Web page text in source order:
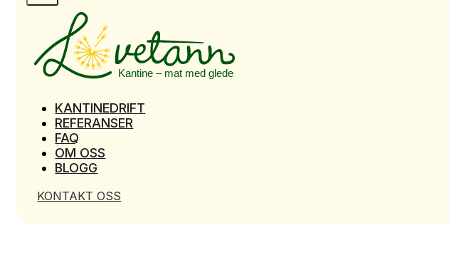
KANTINEDRIFT
REFERANSER
FAQ
OM OSS
BLOGG
KONTAKT OSS